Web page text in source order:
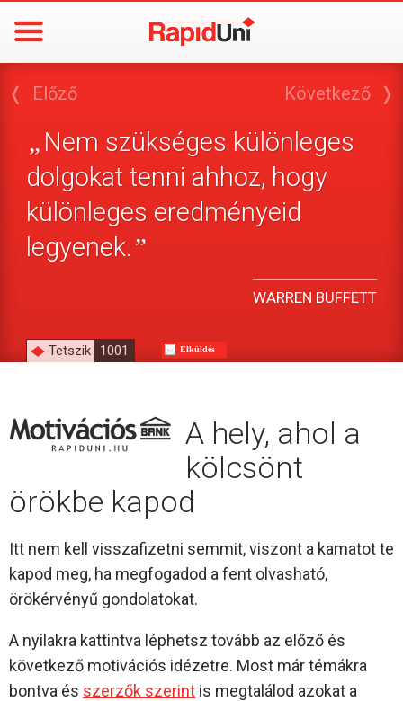
❬ Előző
„ Nem szükséges különleges
dolgokat tenni ahhoz, hogy
különleges eredményeid
legyenek.”
WARREN BUFFETT
Következő ❭
Tetszik 1001 Elküldés
A hely, ahol a
kölcsönt
örökbe kapod
Itt nem kell visszafizetni semmit, viszont a kamatot te
kapod meg, ha megfogadod a fent olvasható,
örökérvényű gondolatokat.
A nyilakra kattintva léphetsz tovább az előző és
következő motivációs idézetre. Most már témákra
bontva és szerzők szerint is megtalálod azokat a